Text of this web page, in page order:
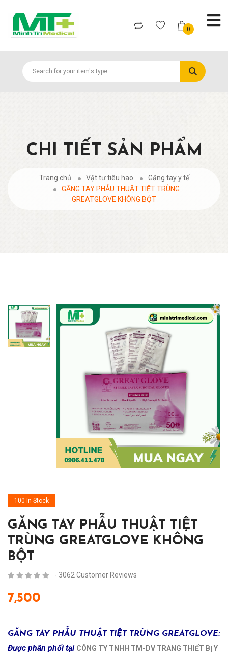
0
CHI TIẾT SẢN PHẨM
Trang chủ Vật tư tiêu hao
Găng tay y tế
GĂNG TAY PHẪU THUẬT TIỆT TRÙNG
GREATGLOVE KHÔNG BỘT
100 In Stock
GĂNG TAY PHẪU THUẬT TIỆT
TRÙNG GREATGLOVE KHÔNG
BỘT
- 3062 Customer Reviews
7,500
GĂNG TAY PHẪU THUẬT TIỆT TRÙNG GREATGLOVE:
Được phân phối tại CÔNG TY TNHH TM-DV TRANG THIẾT BỊ Y